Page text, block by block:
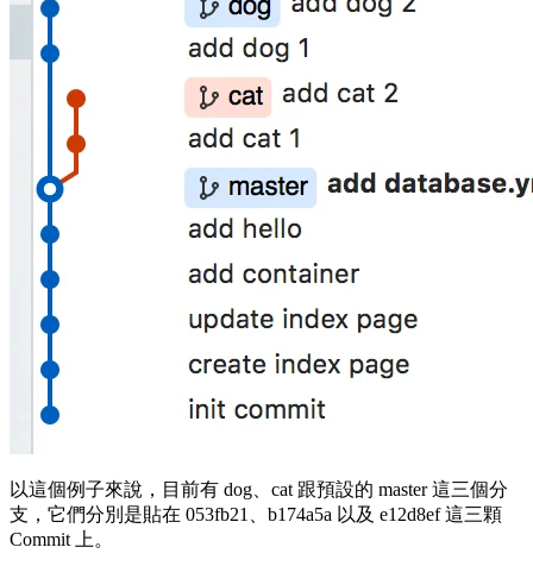
以這個例子來說，目前有 dog、 cat跟預設的 master這三個分
支，它們分別是貼在 053fb21、 b174a5a 以及 e12d8ef這三顆
Commit 上。